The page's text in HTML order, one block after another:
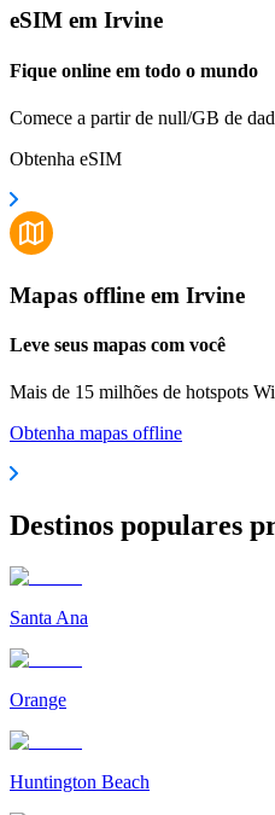
eSIM em Irvine
Fique online em todo o mundo
Comece a partir de null/GB de
Obtenha eSIM
Mapas offline em Irvine
Leve seus mapas com você
Mais de 15 milhões de hotspots
Obtenha mapas offline
Destinos populares
Santa Ana
Orange
Huntington Beach